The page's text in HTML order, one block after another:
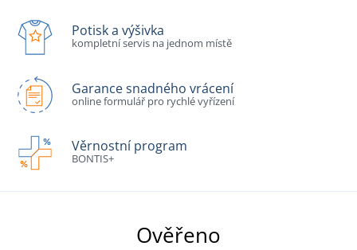
Potisk a výšivka
kompletní servis na jednom místě
Garance snadného vrácení
online formulář pro rychlé vyřízení
Věrnostní program
BONTIS+
Ověřeno